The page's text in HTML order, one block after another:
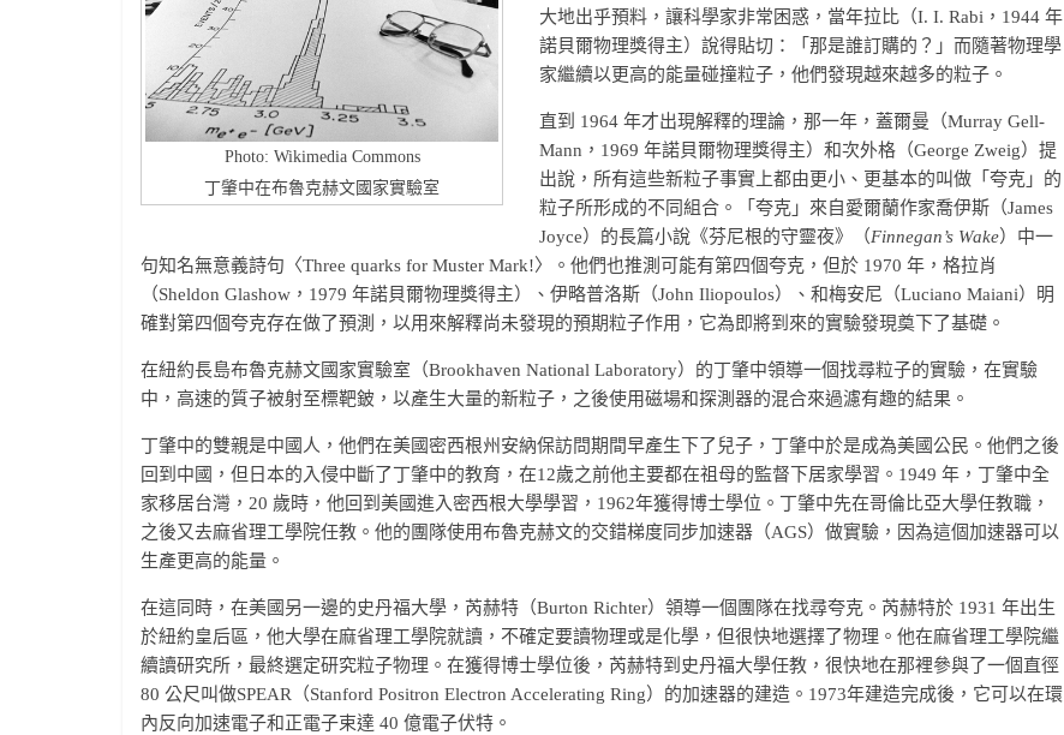
Photo: Wikimedia Commons
丁肇中在布魯克赫文國家實驗室
大地出乎預料，讓科學家非常困惑，當年拉比（I. I. Rabi，1944 年
諾貝爾物理獎得主）說得貼切：「那是誰訂購的？」而隨著物理學
家繼續以更高的能量碰撞粒子，他們發現越來越多的粒子。
直到 1964 年才出現解釋的理論，那一年，蓋爾曼（Murray Gell-
Mann，1969 年諾貝爾物理獎得主）和次外格（George Zweig）提
出說，所有這些新粒子事實上都由更小、更基本的叫做「夸克」的
粒子所形成的不同組合。「夸克」來自愛爾蘭作家喬伊斯（James
Joyce）的長篇小說《芬尼根的守靈夜》（Finnegan’s Wake）中一
句知名無意義詩句〈Three quarks for Muster Mark!〉。他們也推測可能有第四個夸克，但於 1970 年，格拉肖
（Sheldon Glashow，1979 年諾貝爾物理獎得主）、伊略普洛斯（John Iliopoulos）、和梅安尼（Luciano Maiani）明
確對第四個夸克存在做了預測，以用來解釋尚未發現的預期粒子作用，它為即將到來的實驗發現奠下了基礎。
在紐約長島布魯克赫文國家實驗室（Brookhaven National Laboratory）的丁肇中領導一個找尋粒子的實驗，在實驗
中，高速的質子被射至標靶鈹，以產生大量的新粒子，之後使用磁場和探測器的混合來過濾有趣的結果。
丁肇中的雙親是中國人，他們在美國密西根州安納保訪問期間早產生下了兒子，丁肇中於是成為美國公民。他們之後
回到中國，但日本的入侵中斷了丁肇中的教育，在12歲之前他主要都在祖母的監督下居家學習。1949 年，丁肇中全
家移居台灣，20 歲時，他回到美國進入密西根大學學習，1962年獲得博士學位。丁肇中先在哥倫比亞大學任教職，
之後又去麻省理工學院任教。他的團隊使用布魯克赫文的交錯梯度同步加速器（AGS）做實驗，因為這個加速器可以
生產更高的能量。
在這同時，在美國另一邊的史丹福大學，芮赫特（Burton Richter）領導一個團隊在找尋夸克。芮赫特於 1931 年出生
於紐約皇后區，他大學在麻省理工學院就讀，不確定要讀物理或是化學，但很快地選擇了物理。他在麻省理工學院繼
續讀研究所，最終選定研究粒子物理。在獲得博士學位後，芮赫特到史丹福大學任教，很快地在那裡參與了一個直徑
80 公尺叫做SPEAR（Stanford Positron Electron Accelerating Ring）的加速器的建造。1973年建造完成後，它可以在環
內反向加速電子和正電子束達 40 億電子伏特。